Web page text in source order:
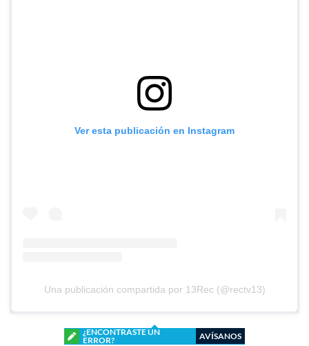
Ver esta publicación en Instagram
Una publicación compartida por 13Rec (@rectv13)
¿ENCONTRASTE UN
ERROR?
AVÍSANOS